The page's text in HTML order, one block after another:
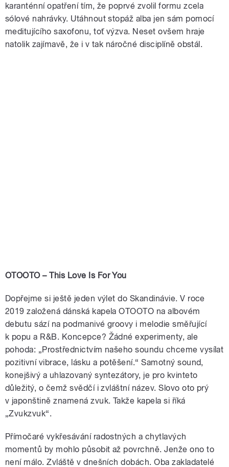
karanténní opatření tím, že poprvé zvolil formu zcela
sólové nahrávky. Utáhnout stopáž alba jen sám pomocí
meditujícího saxofonu, toť výzva. Neset ovšem hraje
natolik zajímavě, že i v tak náročné disciplíně obstál.
OTOOTO – This Love Is For You
Dopřejme si ještě jeden výlet do Skandinávie. V roce
2019 založená dánská kapela OTOOTO na albovém
debutu sází na podmanivé groovy i melodie směřující
k popu a R&B. Koncepce? Žádné experimenty, ale
pohoda: „Prostřednictvím našeho soundu chceme vysílat
pozitivní vibrace, lásku a potěšení.“ Samotný sound,
konejšivý a uhlazovaný syntezátory, je pro kvinteto
důležitý, o čemž svědčí i zvláštní název. Slovo oto prý
v japonštině znamená zvuk. Takže kapela si říká
„Zvukzvuk“.
Přímočaré vykřesávání radostných a chytlavých
momentů by mohlo působit až povrchně. Jenže ono to
není málo. Zvláště v dnešních dobách. Oba zakladatelé